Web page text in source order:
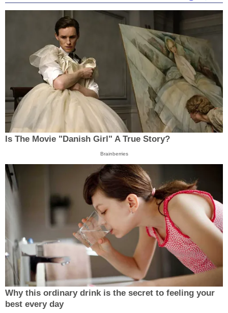
Is The Movie "Danish Girl" A True Story?
Brainberries
Why this ordinary drink is the secret to feeling your
best every day